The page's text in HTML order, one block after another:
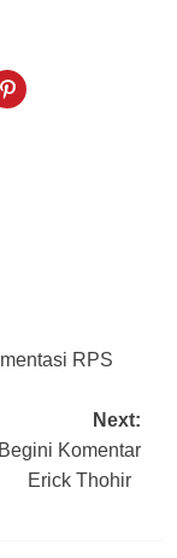
RPS
Next:
Komentar
Erick Thohir